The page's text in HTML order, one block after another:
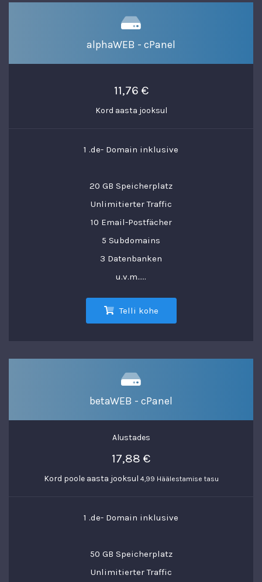
alphaWEB - cPanel
11,76 €
Kord aasta jooksul
1 .de- Domain inklusive
20 GB Speicherplatz
Unlimitierter Traffic
10 Email-Postfächer
5 Subdomains
3 Datenbanken
u.v.m.....
Telli kohe
betaWEB - cPanel
Alustades
17,88 €
Kord poole aasta jooksul 4,99 Häälestamise tasu
1 .de- Domain inklusive
50 GB Speicherplatz
Unlimitierter Traffic